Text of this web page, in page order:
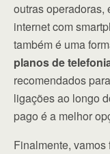
outras operadoras,
internet com
também é uma
planos de
recomendados
ligações ao longo
pago é a melhor
Finalmente,